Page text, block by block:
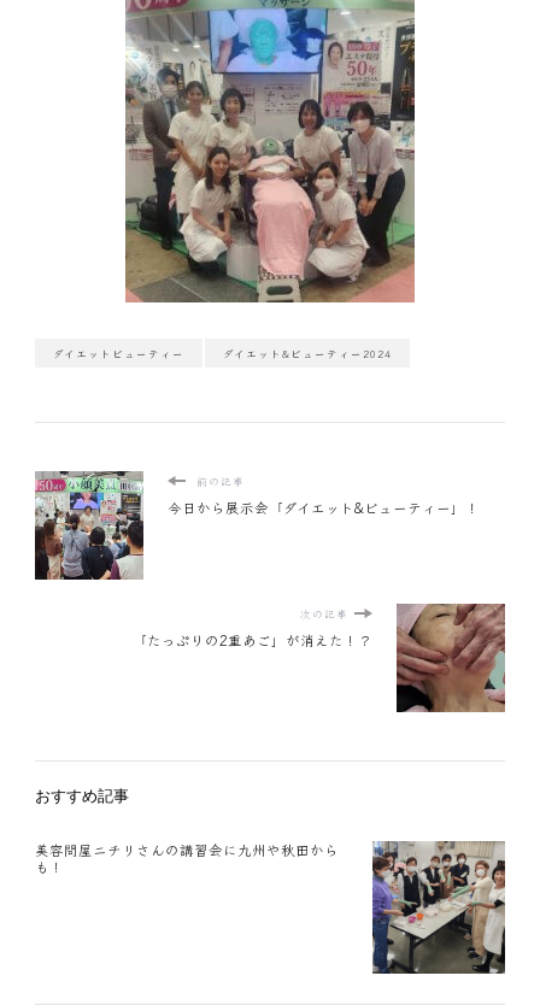
ダイエットビューティー ダイエット&ビューティー2024
前の記事
今日から展示会「ダイエット&ビューティー」！
次の記事
「たっぷりの2重あご」が消えた！？
おすすめ記事
美容問屋ニチリさんの講習会に九州や秋田から
も！